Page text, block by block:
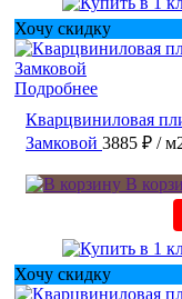
Хочу скидку
Подробнее
Кварцвиниловая
Замковой 3885 ₽ /
В
Хочу скидку